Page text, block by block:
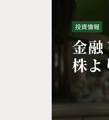
投資情報
金
株よ
れた